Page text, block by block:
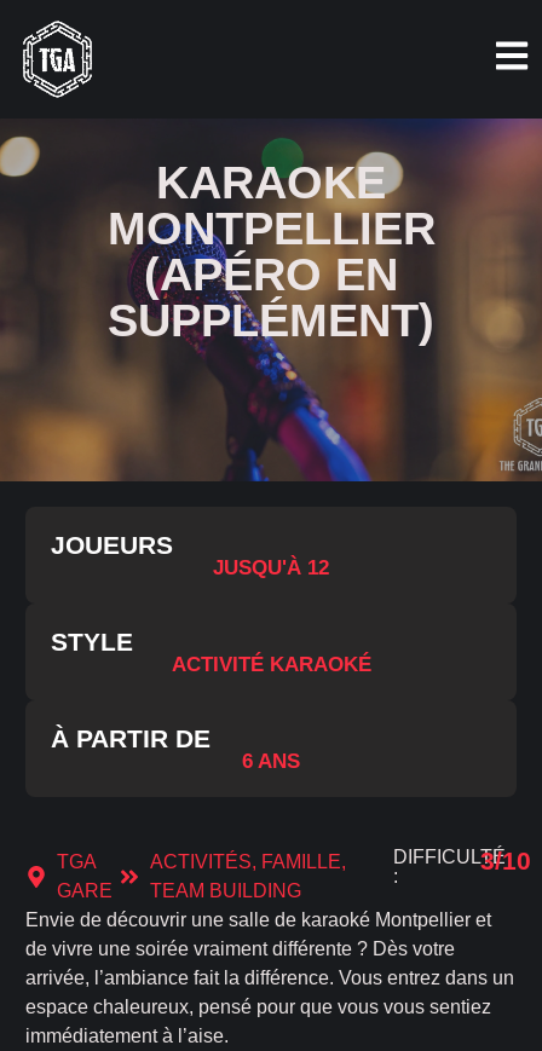
KARAOKE
MONTPELLIER
(APÉRO EN
SUPPLÉMENT)
JOUEURS
JUSQU'À 12
STYLE
ACTIVITÉ KARAOKÉ
À PARTIR DE
6 ANS
TGA
GARE
ACTIVITÉS, FAMILLE,
TEAM BUILDING
DIFFICULTÉ
:
3/10
Envie de découvrir une salle de karaoké Montpellier et
de vivre une soirée vraiment différente ? Dès votre
arrivée, l’ambiance fait la différence. Vous entrez dans un
espace chaleureux, pensé pour que vous vous sentiez
immédiatement à l’aise.